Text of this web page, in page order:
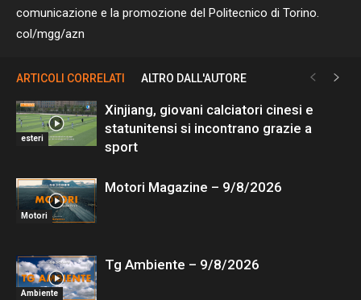
comunicazione e la promozione del Politecnico di Torino.
col/mgg/azn
ARTICOLI CORRELATI ALTRO DALL'AUTORE
esteri
Xinjiang, giovani calciatori cinesi e
statunitensi si incontrano grazie a
sport
Motori
Motori Magazine – 9/8/2026
Ambiente
Tg Ambiente – 9/8/2026